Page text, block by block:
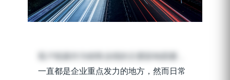
发布时间：2023-06-08 | 阅读时长：7 分钟
客户线索作为销售业绩的主要影响因素，
一直都是企业重点发力的地方，然而日常